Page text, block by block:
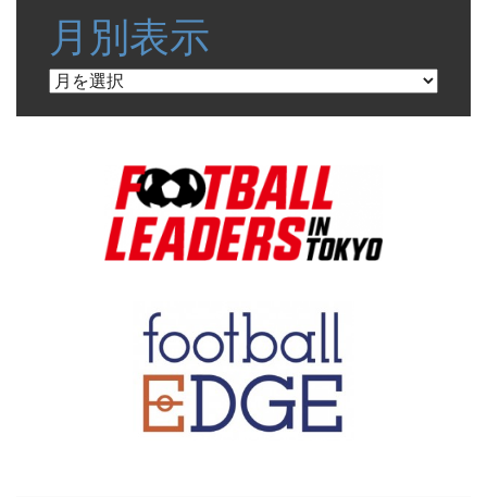
月別表示
月